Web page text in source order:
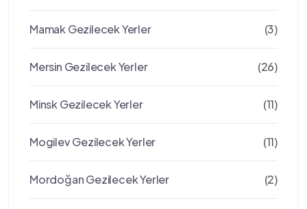
Mamak Gezilecek Yerler (3)
Mersin Gezilecek Yerler (26)
Minsk Gezilecek Yerler (11)
Mogilev Gezilecek Yerler (11)
Mordoğan Gezilecek Yerler (2)